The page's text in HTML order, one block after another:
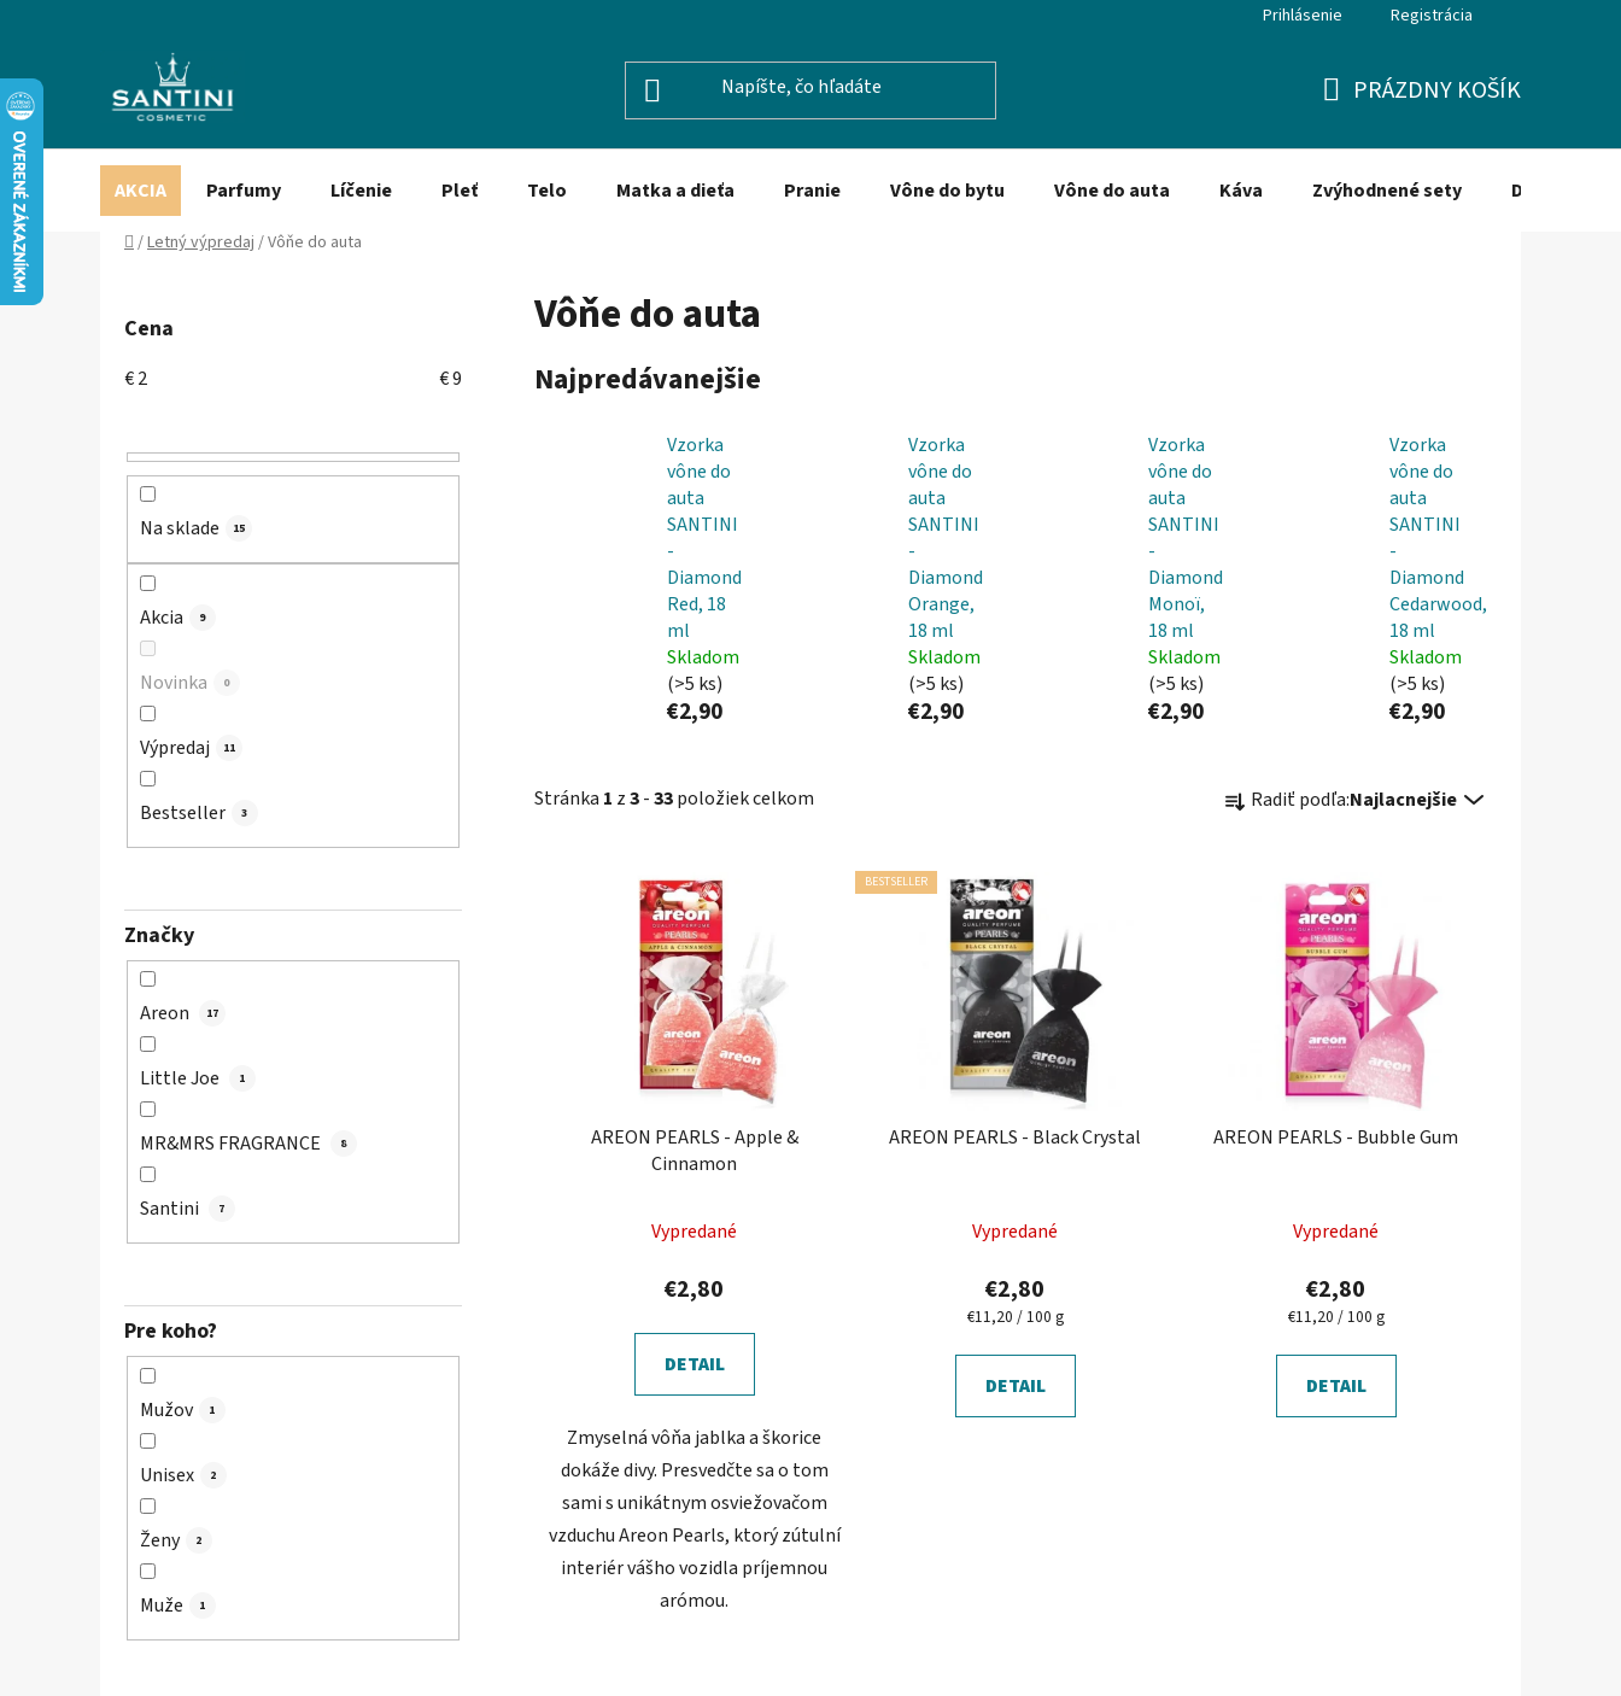
Prihlásenie Registrácia
KOŠÍK
PRÁZDNY KOŠÍK
AKCIA Parfumy Líčenie Pleť Telo Matka a dieťa Pranie Vône do bytu Vône do auta Káva Zvýhodnené sety Dezinfekcia
Domov
/Letný výpredaj /Vôňe do auta
Cena
€2 €9
Na sklade 15
Akcia 9
Novinka 0
Výpredaj 11
Bestseller 3
Značky
Areon 17
Little Joe 1
MR&MRS FRAGRANCE 8
Santini 7
Pre koho?
Mužov 1
Unisex 2
Ženy 2
Muže 1
Vôňe do auta
Najpredávanejšie
Vzorka
vône do
auta
SANTINI
-
Diamond
Red, 18
ml
Skladom
(>5 ks)
€2,90
Vzorka
vône do
auta
SANTINI
-
Diamond
Orange,
18 ml
Skladom
(>5 ks)
€2,90
Vzorka
vône do
auta
SANTINI
-
Diamond
Monoï,
18 ml
Skladom
(>5 ks)
€2,90
Vzorka
vône do
auta
SANTINI
-
Diamond
Cedarwood,
18 ml
Skladom
(>5 ks)
€2,90
Stránka 1 z3-33položiek celkom a
u
k
Radiť podľa:Najlacnejšie
AREON PEARLS - Apple &
Cinnamon
Vypredané
€2,80
DETAIL
Zmyselná vôňa jablka a škorice
dokáže divy. Presvedčte sa o tom
sami s unikátnym osviežovačom
vzduchu Areon Pearls, ktorý zútulní
interiér vášho vozidla príjemnou
arómou.
BESTSELLER
AREON PEARLS - Black Crystal
Vypredané
€2,80
Jednotková
€11,20 / 100 g
DETAIL
AREON PEARLS - Bubble Gum
Vypredané
€2,80
Jednotková
€11,20 / 100 g
DETAIL